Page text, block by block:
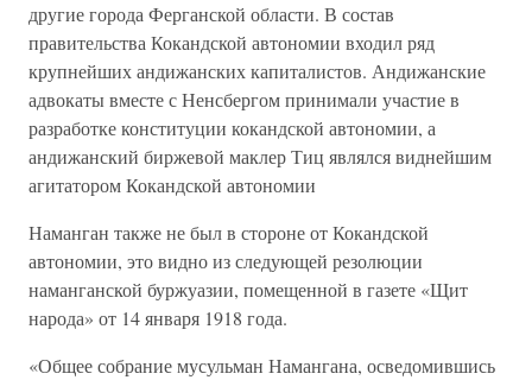
другие города Ферганской области. В состав
правительства Кокандской автономии входил ряд
крупнейших андижанских капиталистов. Андижанские
адвокаты вместе с Ненсбергом принимали участие в
разработке конституции кокандской автономии, а
андижанский биржевой маклер Тиц являлся виднейшим
агитатором Кокандской автономии
Наманган также не был в стороне от Кокандской
автономии, это видно из следующей резолюции
наманганской буржуазии, помещенной в газете «Щит
народа» от 14 января 1918 года.
«Общее собрание мусульман Намангана, осведомившись